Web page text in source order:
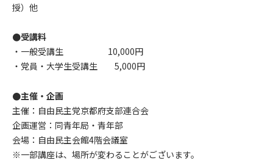
授）他
●受講料
・一般受講生 10,000円
・党員・大学生受講生 5,000円
●主催・企画
主催：自由民主党京都府支部連合会
企画運営：同青年局・青年部
会場：自由民主会館4階会議室
※一部講座は、場所が変わることがございます。